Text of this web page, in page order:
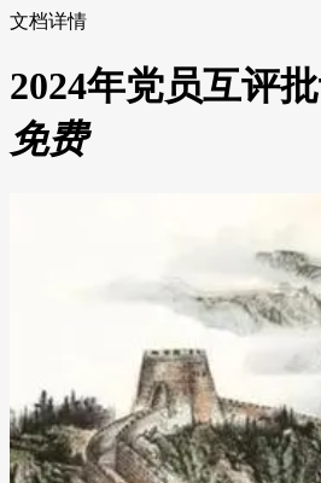
文档详情
2024年党员互评
免费